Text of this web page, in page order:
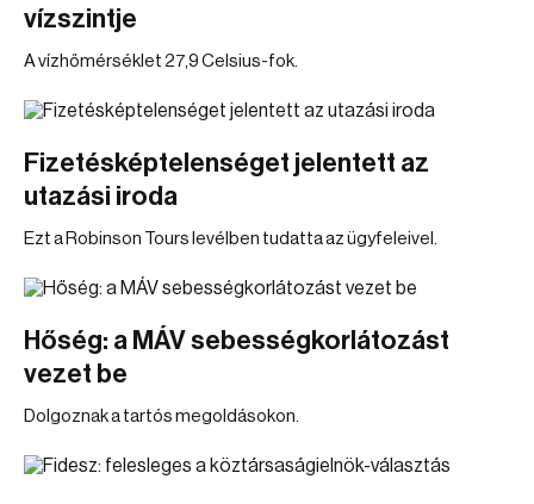
vízszintje
A vízhőmérséklet 27,9 Celsius-fok.
Fizetésképtelenséget jelentett az
utazási iroda
Ezt a Robinson Tours levélben tudatta az ügyfeleivel.
Hőség: a MÁV sebességkorlátozást
vezet be
Dolgoznak a tartós megoldásokon.